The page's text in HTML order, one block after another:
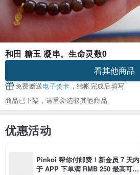
和田 糖玉 凝串。生命灵数0
看其他商品
免费赠送电子贺卡 ，结帐完成后填写
商品已下架，请重新选取其他商品
优惠活动
Pinkoi 帮你付邮费！新会员 7 天内
于 APP 下单满 RMB 250 最高可折